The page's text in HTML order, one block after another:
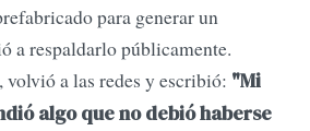
para generar un
a respaldarlo públicamente.
volvió a las redes y escribió: "Mi
algo que no debió haberse